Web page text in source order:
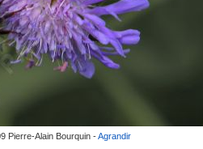
Pierre-Alain Bourquin -Agrandir